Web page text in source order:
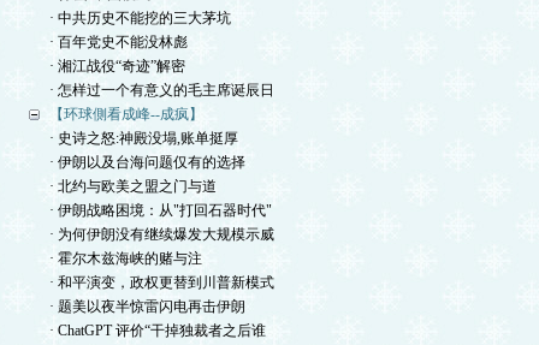
· 中共历史不能挖的三大茅坑
· 百年党史不能没林彪
· 湘江战役“奇迹”解密
· 怎样过一个有意义的毛主席诞辰日
【环球側看成峰--成疯】
· 史诗之怒:神殿没塌,账单挺厚
· 伊朗以及台海问题仅有的选择
· 北约与欧美之盟之门与道
· 伊朗战略困境：从"打回石器时代"
· 为何伊朗没有继续爆发大规模示威
· 霍尔木兹海峡的赌与注
· 和平演变，政权更替到川普新模式
· 题美以夜半惊雷闪电再击伊朗
· ChatGPT 评价“干掉独裁者之后谁